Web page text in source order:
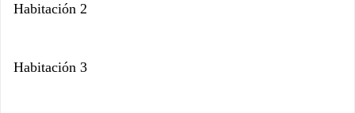
Habitación 2
Habitación 3